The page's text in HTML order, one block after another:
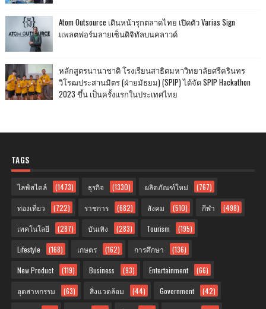
Atom Outsource เดินหน้ารุกตลาดไทย เปิดตัว Varias Sign
แพลตฟอร์มลายเซ็นดิจิทัลบนคลาวด์
หลักสูตรนานาชาติ โรงเรียนสาธิตมหาวิทยาลัยศรีครินทร
วิโรฒประสานมิตร (ฝ่ายมัธยม) (SPIP) ได้จัด SPIP Hackathon
2023 ขึ้น เป็นครั้งแรกในประเทศไทย
TAGS
ไลฟ์สไตล์ (1473) ธุรกิจ (1330) ผลิตภัณฑ์ใหม่ (767)
ท่องเที่ยว (722) ราชการ (682) สังคม (510) กีฬา (498)
เทคโนโลยี (287) บันเทิง (283) Tourism (195)
Lifestyle (168) เกษตร (162) การศึกษา (136)
New Product (119) Business (93) Entertainment (66)
อุตสาหกรรม (63) สิ่งแวดล้อม (44) Government (42)